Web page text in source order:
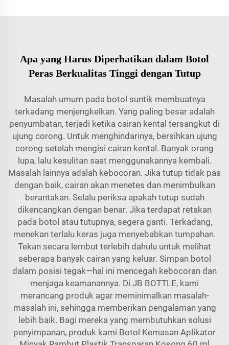
Apa yang Harus Diperhatikan dalam Botol
Peras Berkualitas Tinggi dengan Tutup
Masalah umum pada botol suntik membuatnya
terkadang menjengkelkan. Yang paling besar adalah
penyumbatan, terjadi ketika cairan kental tersangkut di
ujung corong. Untuk menghindarinya, bersihkan ujung
corong setelah mengisi cairan kental. Banyak orang
lupa, lalu kesulitan saat menggunakannya kembali.
Masalah lainnya adalah kebocoran. Jika tutup tidak pas
dengan baik, cairan akan menetes dan menimbulkan
berantakan. Selalu periksa apakah tutup sudah
dikencangkan dengan benar. Jika terdapat retakan
pada botol atau tutupnya, segera ganti. Terkadang,
menekan terlalu keras juga menyebabkan tumpahan.
Tekan secara lembut terlebih dahulu untuk melihat
seberapa banyak cairan yang keluar. Simpan botol
dalam posisi tegak—hal ini mencegah kebocoran dan
menjaga keamanannya. Di JB BOTTLE, kami
merancang produk agar meminimalkan masalah-
masalah ini, sehingga memberikan pengalaman yang
lebih baik. Bagi mereka yang membutuhkan solusi
penyimpanan, produk kami Botol Kemasan Aplikator